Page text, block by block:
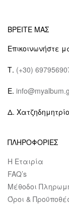
ΒΡΕΙΤΕ ΜΑΣ
Επικοινωνήστε
Τ. (+30)
E.
Δ.
ΠΛΗΡΟΦΟΡΙΕΣ
Η Εταιρία
FAQ’s
Μέθοδοι
Όροι &